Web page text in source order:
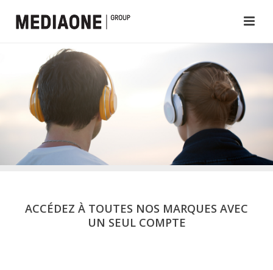
ACCÉDEZ À TOUTES NOS MARQUES AVEC
UN SEUL COMPTE